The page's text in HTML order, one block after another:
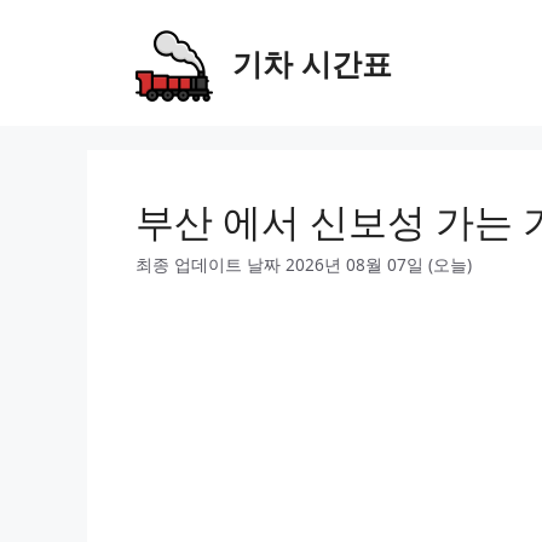
기차 시간표
부산 에서 신보성 가는
최종 업데이트 날짜 2026년 08월 07일 (오늘)